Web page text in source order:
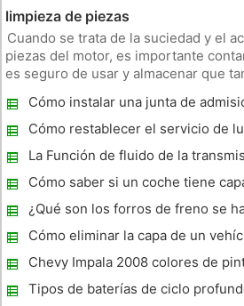
limpieza de piezas
Cuando se trata de la suciedad y el
piezas del motor, es importante
es seguro de usar y almacenar que
efectivamente como agentes de
pero cuan
Cómo instalar una junta de
440 Mopar
Cómo restablecer el servicio de
BMW E36
La Función de fluido de la
Cómo saber si un coche tiene
de entrada sin llave
¿Qué son los forros de freno se
Cómo eliminar la capa de un
Chevy Impala 2008 colores de
Tipos de baterías de ciclo